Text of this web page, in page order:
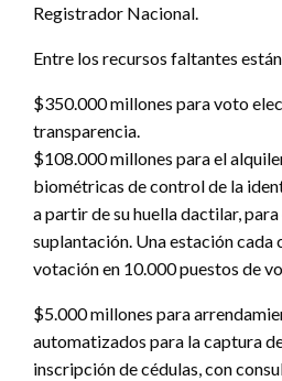
Registrador Nacional.
Entre los recursos faltantes
$350.000 millones para voto
transparencia.
$108.000 millones para el
biométricas de control de la
a partir de su huella dactilar,
suplantación. Una estación cada
votación en 10.000 puestos de
$5.000 millones para
automatizados para la captura
inscripción de cédulas, con